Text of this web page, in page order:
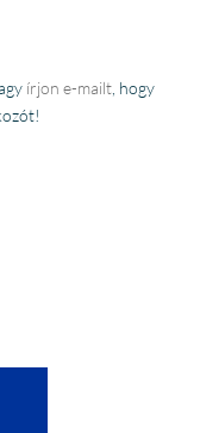
írjon e-mailt , hogy